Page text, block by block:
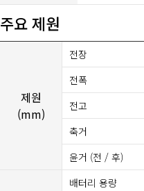
주요 제원
제원
(mm)
전장
전폭
전고
축거
윤거 (전 / 후)
배터리 용량